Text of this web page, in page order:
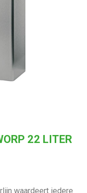
22 LITER
waardeert iedere